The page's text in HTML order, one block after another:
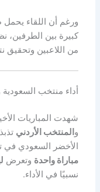
ورغم أن اللقاء يحمل
كبيرة بين الطرفين،
من اللاعبين وتحقيق
أداء منتخب
شهدت المباريات
و المنتخب الأردني
الأخضر السعودي في
مباراة واحدة وتعرض
نسبيًا في الأداء.